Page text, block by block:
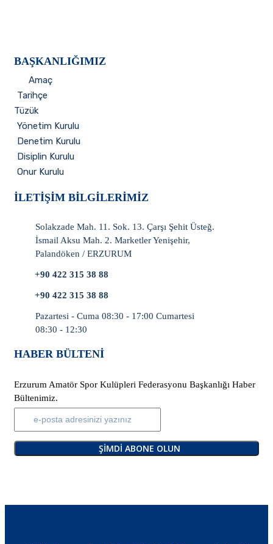
BAŞKANLIĞIMIZ
Amaç
Tarihçe
Tüzük
Yönetim Kurulu
Denetim Kurulu
Disiplin Kurulu
Onur Kurulu
İLETIŞIM BILGILERIMIZ
Solakzade Mah. 11. Sok. 13. Çarşı Şehit Üsteğ.
İsmail Aksu Mah. 2. Marketler Yenişehir,
Palandöken / ERZURUM
+90 422 315 38 88
+90 422 315 38 88
Pazartesi - Cuma 08:30 - 17:00 Cumartesi
08:30 - 12:30
HABER BÜLTENI
Erzurum Amatör Spor Kulüpleri Federasyonu Başkanlığı Haber
Bültenimiz.
ŞIMDI ABONE OLUN